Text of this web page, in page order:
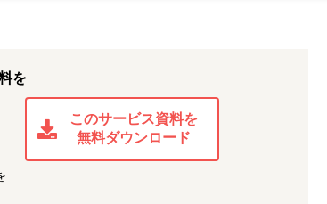
を
このサービス資料を
無料ダウンロード